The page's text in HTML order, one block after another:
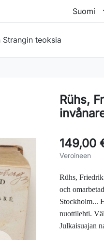
Strangin teoksia
Rühs,
149,00
Veroineen
Rühs,
och
Stockholm...
nuottilehti.
Julkaisuajan